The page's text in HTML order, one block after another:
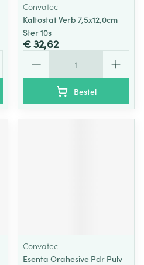
Convatec
Kaltostat Verb 7,5x12,0cm
Ster 10s
€ 32,62
Bestel
Convatec
Esenta Orahesive Pdr Pulv